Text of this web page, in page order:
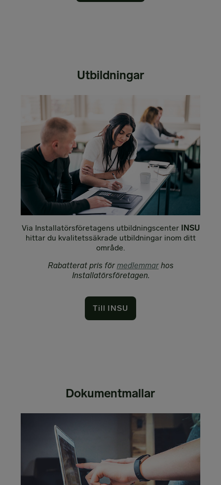
Utbildningar
Via Installatörsföretagens utbildningscenter
INSU
hittar du kvalitetssäkrade utbildningar inom ditt
område.
Rabatterat pris för medlemmarhos
Installatörsföretagen.
Till INSU
Dokumentmallar